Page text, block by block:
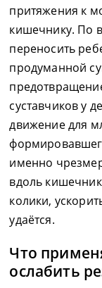
притяжения к
кишечнику. По
переносить
продуманной
суставчиков у
движение для
именно
вдоль
колики,
удаётся.
Что
ослабить